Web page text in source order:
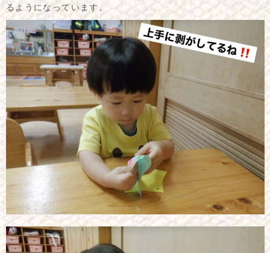
るようになっています。